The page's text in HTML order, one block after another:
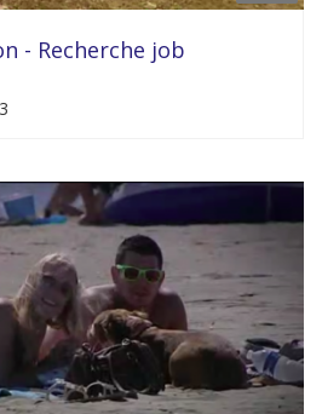
- Recherche job